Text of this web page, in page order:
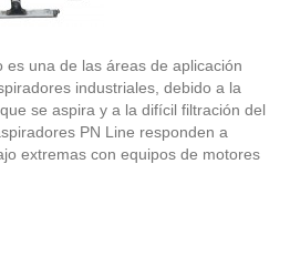
es una de las áreas de aplicación
industriales, debido a la
se aspira y a la difícil filtración del
PN Line responden a
extremas con equipos de motores